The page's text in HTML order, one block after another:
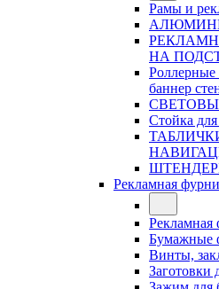
Рамы и
НА
баннер
Стойка
Рекламная
Рекламная
Бумажные
Винты,
Заготовки